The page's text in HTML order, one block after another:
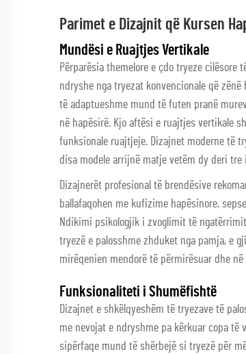
Parimet e Dizajnit që Kursen
Mundësi e Ruajtjes Vertikale
Përparësia themelore e çdo tryeze
ndryshe nga tryezat konvencionale që
të adaptueshme mund të futen pranë
në hapësirë. Kjo aftësi e ruajtjes vertikale
funksionale ruajtjeje. Dizajnet moderne të
disa modele arrijnë matje vetëm dy deri tre
Dizajnerët profesional të brendësive
ballafaqohen me kufizime hapësinore,
Ndikimi psikologjik i zvoglimit të
tryezë e palosshme zhduket nga pamja, e
mirëqenien mendorë të përmirësuar dhe
Funksionaliteti i Shumëfishtë
Dizajnet e shkëlqyeshëm të tryezave të
me nevojat e ndryshme pa kërkuar copa
sipërfaqe mund të shërbejë si tryezë për